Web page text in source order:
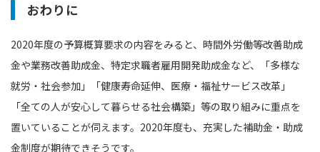
おわりに
2020年度の予算概算要求の内容をみると、時間外労働等改善助成
金や業務改善助成金、特定求職者雇用開発助成金など、「多様な
就労・社会参加」「健康寿命延伸、医療・福祉サービス改革」
「全ての人が安心して暮らせる社会構築」等の取り組みに重点を
置いていることが伺えます。2020年度も、充実した補助金・助成
金制度が期待できそうです。